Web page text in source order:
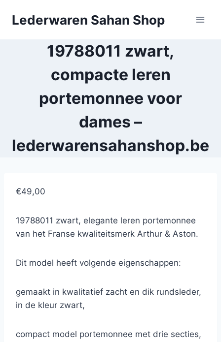
Lederwaren Sahan Shop
19788011 zwart,
compacte leren
portemonnee voor
dames –
lederwarensahanshop.be
€49,00
19788011 zwart, elegante leren portemonnee
van het Franse kwaliteitsmerk Arthur & Aston.
Dit model heeft volgende eigenschappen:
gemaakt in kwalitatief zacht en dik rundsleder,
in de kleur zwart,
compact model portemonnee met drie secties,